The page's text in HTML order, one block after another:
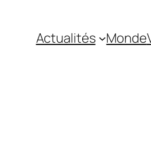
Actualités Monde